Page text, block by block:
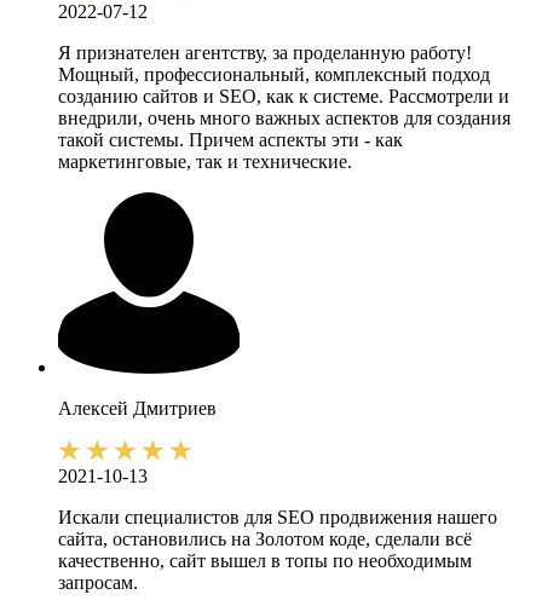
2022-07-12
Я признателен агентству, за проделанную работу!
Мощный, профессиональный, комплексный подход
созданию сайтов и SEO, как к системе. Рассмотрели и
внедрили, очень много важных аспектов для создания
такой системы. Причем аспекты эти - как
маркетинговые, так и технические.
Алексей Дмитриев
2021-10-13
Искали специалистов для SEO продвижения нашего
сайта, остановились на Золотом коде, сделали всё
качественно, сайт вышел в топы по необходимым
запросам.